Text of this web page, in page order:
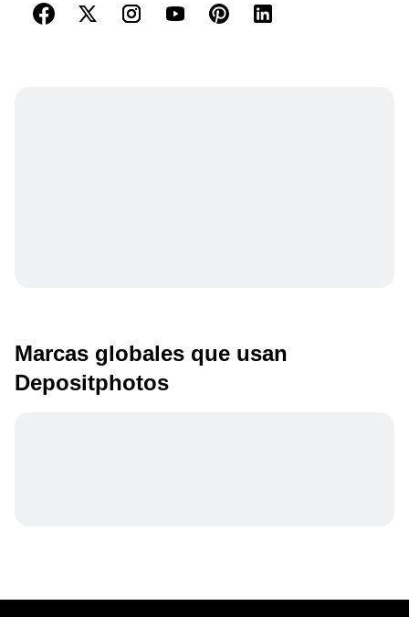
Marcas globales que usan
Depositphotos